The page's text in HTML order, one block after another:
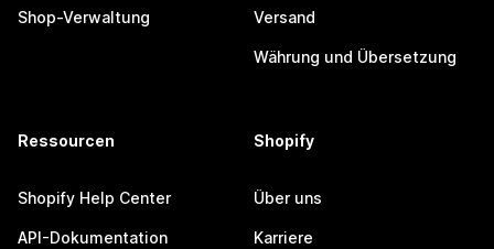
Shop-Verwaltung Versand
Währung und Übersetzung
Ressourcen
Shopify Help Center
API-Dokumentation
Shopify
Über uns
Karriere